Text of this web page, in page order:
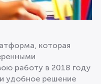
которая
работу в 2018 году
удобное решение